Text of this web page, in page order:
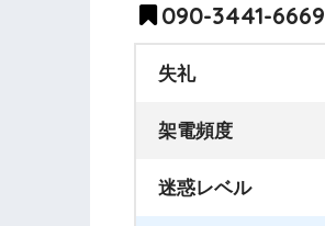
090-3441-
失礼
架電頻度
迷惑レベル